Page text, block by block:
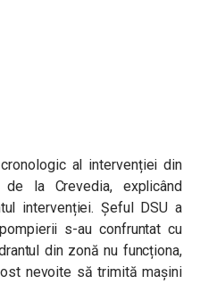
al intervenției din
la Crevedia, explicând
intervenției. Șeful DSU a
s-au confruntat cu
din zonă nu funcționa,
nevoite să trimită mașini